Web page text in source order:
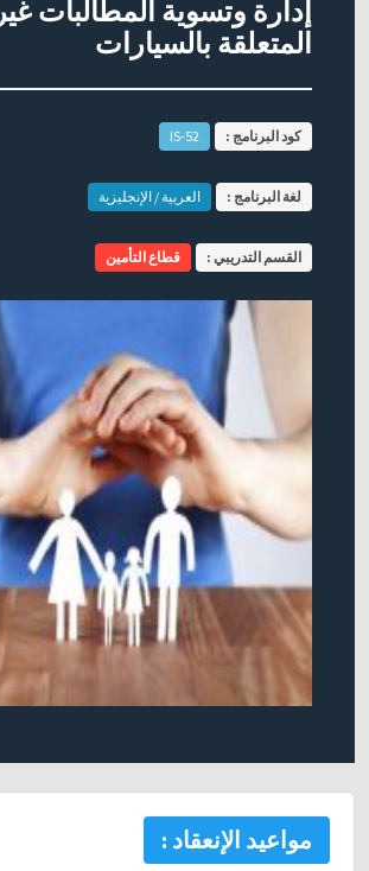
إدارة وتسوية المطالبات غير
المتعلقة بالسيارات
كود البرنامج : IS-52
لغة البرنامج : العربية / الإنجليزية
القسم التدريبي : قطاع التأمين
مواعيد الإنعقاد :